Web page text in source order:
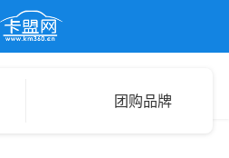
团购品牌